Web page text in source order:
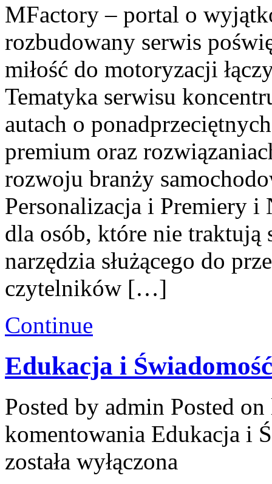
MFactory – portal o
rozbudowany serwis
miłość do motoryzacji
Tematyka serwisu
autach o
premium oraz
rozwoju branży
Personalizacja i Premiery i
dla osób, które nie traktują
narzędzia służącego do
czytelników […]
Continue
Edukacja i
Posted by admin Posted
komentowania Edukacja i
została wyłączona